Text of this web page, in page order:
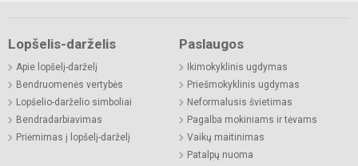
Lopšelis-darželis
Apie lopšelį-darželį
Bendruomenės vertybės
Lopšelio-darželio simboliai
Bendradarbiavimas
Priėmimas į lopšelį-darželį
Paslaugos
Ikimokyklinis ugdymas
Priešmokyklinis ugdymas
Neformalusis švietimas
Pagalba mokiniams ir tėvams
Vaikų maitinimas
Patalpų nuoma